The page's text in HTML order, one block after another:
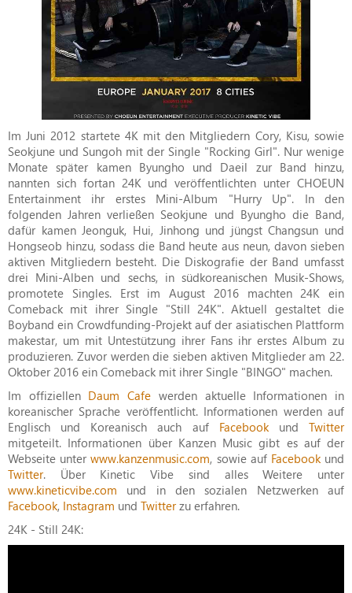
Im Juni 2012 startete 4K mit den Mitgliedern Cory, Kisu, sowie
Seokjune und Sungoh mit der Single "Rocking Girl". Nur wenige
Monate später kamen Byungho und Daeil zur Band hinzu,
nannten sich fortan 24K und veröffentlichten unter CHOEUN
Entertainment ihr erstes Mini-Album "Hurry Up". In den
folgenden Jahren verließen Seokjune und Byungho die Band,
dafür kamen Jeonguk, Hui, Jinhong und jüngst Changsun und
Hongseob hinzu, sodass die Band heute aus neun, davon sieben
aktiven Mitgliedern besteht. Die Diskografie der Band umfasst
drei Mini-Alben und sechs, in südkoreanischen Musik-Shows,
promotete Singles. Erst im August 2016 machten 24K ein
Comeback mit ihrer Single "Still 24K". Aktuell gestaltet die
Boyband ein Crowdfunding-Projekt auf der asiatischen Plattform
makestar, um mit Untestützung ihrer Fans ihr erstes Album zu
produzieren. Zuvor werden die sieben aktiven Mitglieder am 22.
Oktober 2016 ein Comeback mit ihrer Single "BINGO" machen.
Im offiziellen Daum Cafe werden aktuelle Informationen in
koreanischer Sprache veröffentlicht. Informationen werden auf
Englisch und Koreanisch auch auf FacebookundTwitter
mitgeteilt. Informationen über Kanzen Music gibt es auf der
Webseite unterwww.kanzenmusic.com, sowie auf Facebookund
Twitter. Über Kinetic Vibe sind alles Weitere unter
www.kineticvibe.com und in den sozialen Netzwerken auf
Facebook, Instagram und Twitterzu erfahren.
24K - Still 24K: